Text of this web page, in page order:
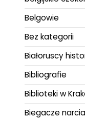
Belgowie
Bez kategorii
Białoruscy
Bibliografie
Biblioteki w
Biegacze